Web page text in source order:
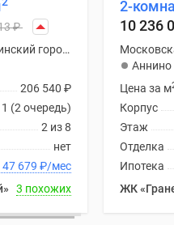
₽
Московская область, Ленинский городской округ
206 540 ₽
1 (2 очередь)
2 из 8
нет
В ипотеку от 47 679 ₽/мес
3 похожих
2-
10 236
Аннино
Цена за м
Корпус
Этаж
Отделка
Ипотека
ЖК